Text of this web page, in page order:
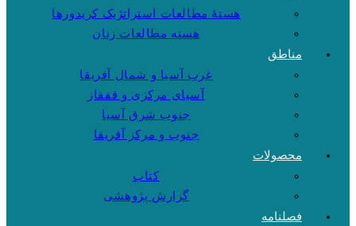
هستهٔ مطالعات استراتژیک کریدورها
هسته مطالعات زنان
مناطق
غرب آسیا و شمال آفریقا
آسیای مرکزی و قفقاز
جنوب شرق آسیا
جنوب و مرکز آفریقا
محصولات
کتاب
گزارش پژوهشی
فصلنامه